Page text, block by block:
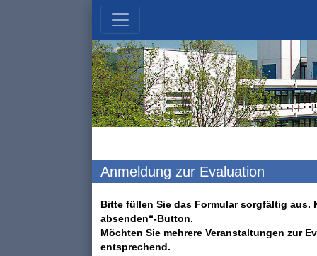
Anmeldung zur Evaluation
Bitte füllen Sie das Formular sorgfältig aus.
absenden“-Button.
Möchten Sie mehrere Veranstaltungen zur
entsprechend.